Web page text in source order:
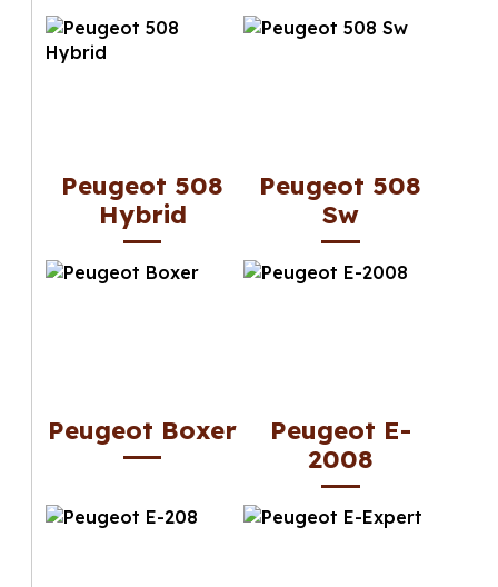
Peugeot 508
Hybrid
Peugeot 508
Sw
Peugeot Boxer
Peugeot E-
2008